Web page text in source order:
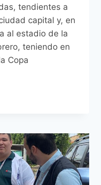
tendientes a
capital y, en
al estadio de la
teniendo en
Copa